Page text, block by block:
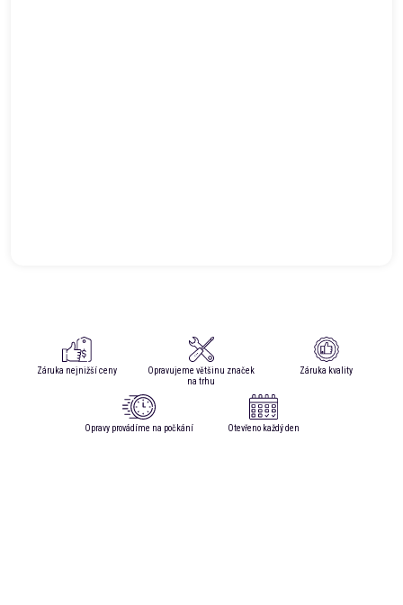
Záruka nejnižší ceny
Opravujeme většinu značek
na trhu
Záruka kvality
Opravy provádíme na počkání Otevřeno každý den